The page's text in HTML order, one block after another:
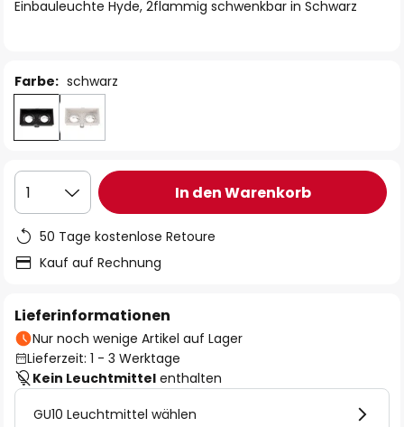
Einbauleuchte Hyde, 2flammig schwenkbar in Schwarz
Farbe: schwarz
1 In den Warenkorb
50 Tage kostenlose Retoure
Kauf auf Rechnung
Lieferinformationen
Nur noch wenige Artikel auf Lager
Lieferzeit: 1 - 3 Werktage
Kein Leuchtmittel enthalten
GU10 Leuchtmittel wählen